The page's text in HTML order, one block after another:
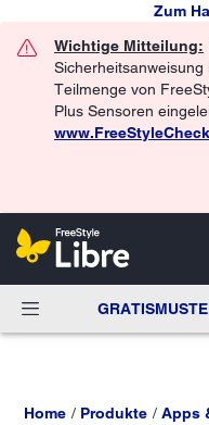
Zum
Wichtige Mitteilung:
Teilmenge von
Plus Sensoren
Home Produkte Apps